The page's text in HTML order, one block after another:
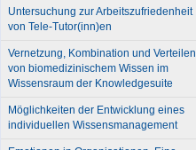
Untersuchung zur Arbeitszufriedenheit
von Tele-Tutor(inn)en
Vernetzung, Kombination und Verteilen
von biomedizinischem Wissen im
Wissensraum der Knowledgesuite
Möglichkeiten der Entwicklung eines
individuellen Wissensmanagement